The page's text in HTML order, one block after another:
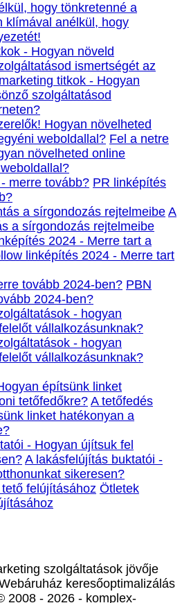
hogy tönkretenné a
klímával anélkül, hogy
- Hogyan növeld
ismertségét az
titkok - Hogyan
szolgáltatásod
Hogyan növelheted
weboldallal? Fel a netre
növelheted online
merre tovább? PR linképítés
a sírgondozás rejtelmeibe A
a sírgondozás rejtelmeibe
2024 - Merre tart a
linképítés 2024 - Merre tart
tovább 2024-ben? PBN
2024-ben?
- hogyan
vállalkozásunknak?
- hogyan
vállalkozásunknak?
építsünk linket
tetőfedőkre? A tetőfedés
linket hatékonyan a
- Hogyan újítsuk fel
A lakásfelújítás buktatói -
sikeresen?
felújításához Ötletek
szolgáltatások jövője
keresőoptimalizálás
2008 - 2026 - komplex-